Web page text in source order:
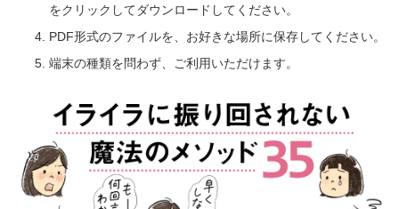
をクリックしてダウンロードしてください。
PDF形式のファイルを、お好きな場所に保存してください。
端末の種類を問わず、ご利用いただけます。